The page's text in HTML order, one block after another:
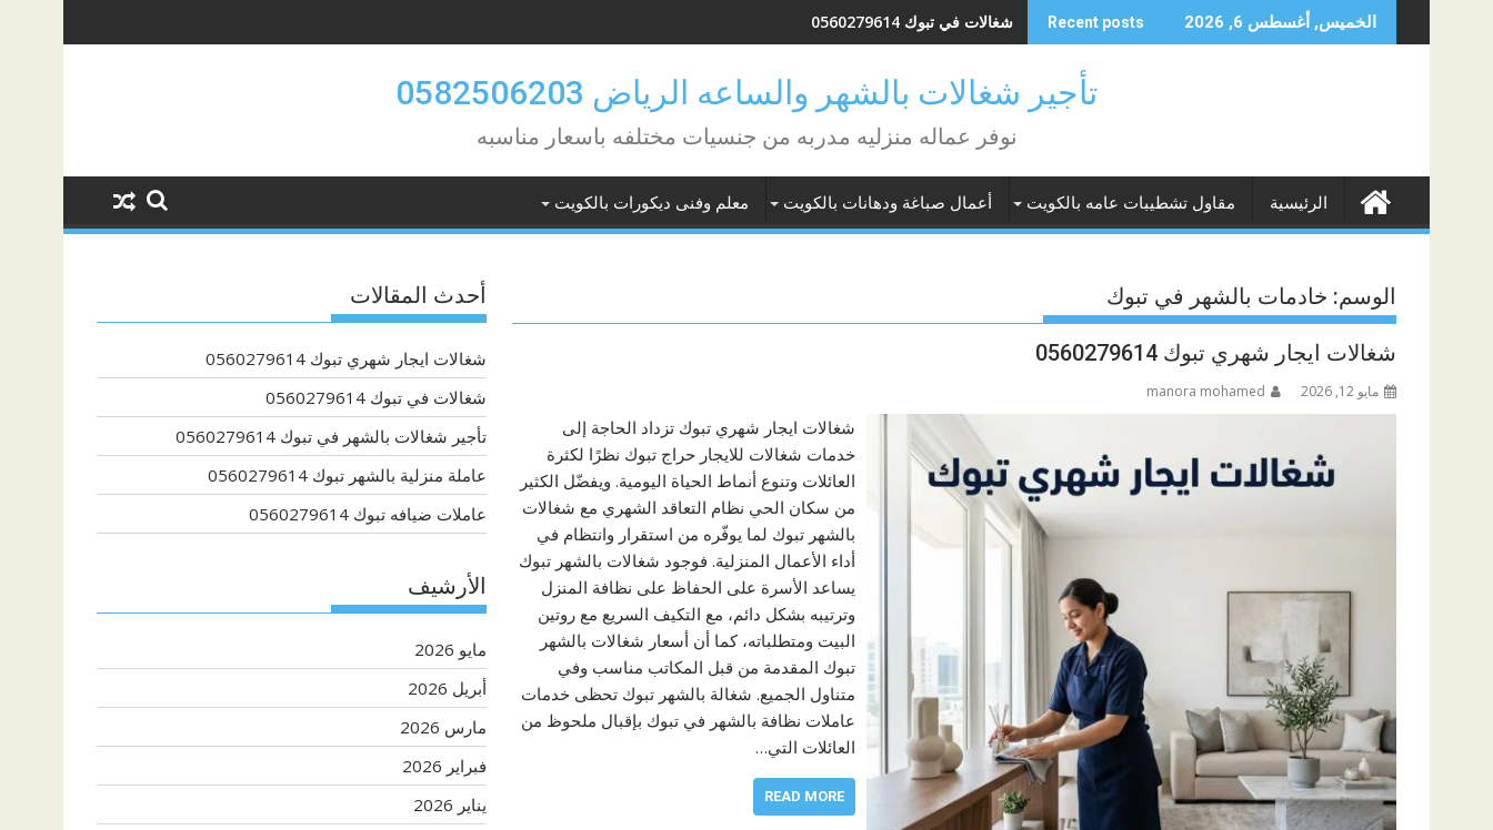
to
الخميس, أغسطس 6, 2026 Recent posts شغالات في تبوك 0560279614
تأجير شغالات بالشهر والساعه الرياض 0582506203
نوفر عماله منزليه مدربه من جنسيات مختلفه باسعار مناسبه
الرئيسية مقاول تشطيبات عامه بالكويت أعمال صباغة ودهانات بالكويت معلم وفنى ديكورات بالكويت
الوسم: خادمات بالشهر في تبوك
شغالات ايجار شهري تبوك 0560279614
مايو 12, 2026 manora mohamed
شغالات ايجار شهري تبوك تزداد الحاجة إلى
خدمات شغالات للايجار حراج تبوك نظرًا لكثرة
العائلات وتنوع أنماط الحياة اليومية. ويفضّل الكثير
من سكان الحي نظام التعاقد الشهري مع شغالات
بالشهر تبوك لما يوفّره من استقرار وانتظام في
أداء الأعمال المنزلية. فوجود شغالات بالشهر تبوك
يساعد الأسرة على الحفاظ على نظافة المنزل
وترتيبه بشكل دائم، مع التكيف السريع مع روتين
البيت ومتطلباته، كما أن أسعار شغالات بالشهر
تبوك المقدمة من قبل المكاتب مناسب وفي
متناول الجميع. شغالة بالشهر تبوك تحظى خدمات
عاملات نظافة بالشهر في تبوك بإقبال ملحوظ من
العائلات التي…
READ MORE
أحدث المقالات
شغالات ايجار شهري تبوك 0560279614
شغالات في تبوك 0560279614
تأجير شغالات بالشهر في تبوك 0560279614
عاملة منزلية بالشهر تبوك 0560279614
عاملات ضيافه تبوك 0560279614
الأرشيف
مايو 2026
أبريل 2026
مارس 2026
فبراير 2026
يناير 2026